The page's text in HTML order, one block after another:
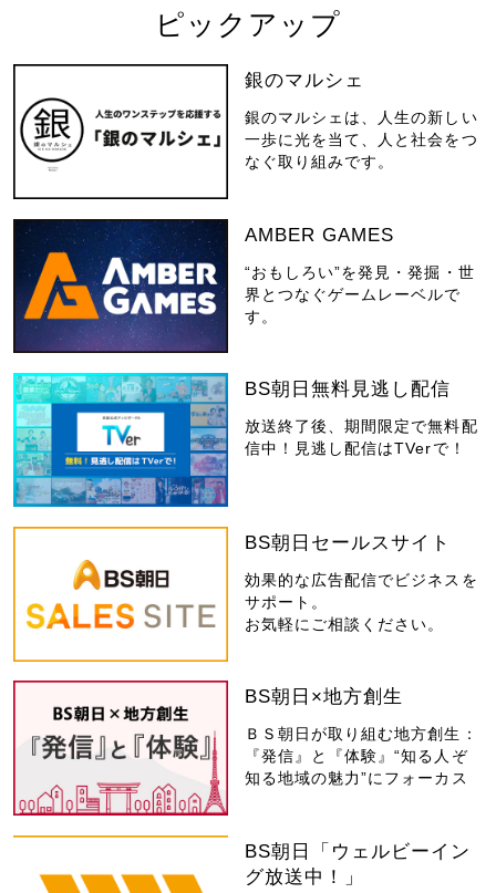
ピックアップ
銀のマルシェ
銀のマルシェは、人生の新しい
一歩に光を当て、人と社会をつ
なぐ取り組みです。
AMBER GAMES
“おもしろい”を発見・発掘・世
界とつなぐゲームレーベルで
す。
BS朝日無料見逃し配信
放送終了後、期間限定で無料配
信中！見逃し配信はTVerで！
BS朝日セールスサイト
効果的な広告配信でビジネスを
サポート。
お気軽にご相談ください。
BS朝日×地方創生
ＢＳ朝日が取り組む地方創生：
『発信』と『体験』“知る人ぞ
知る地域の魅力”にフォーカス
BS朝日「ウェルビーイン
グ放送中！」